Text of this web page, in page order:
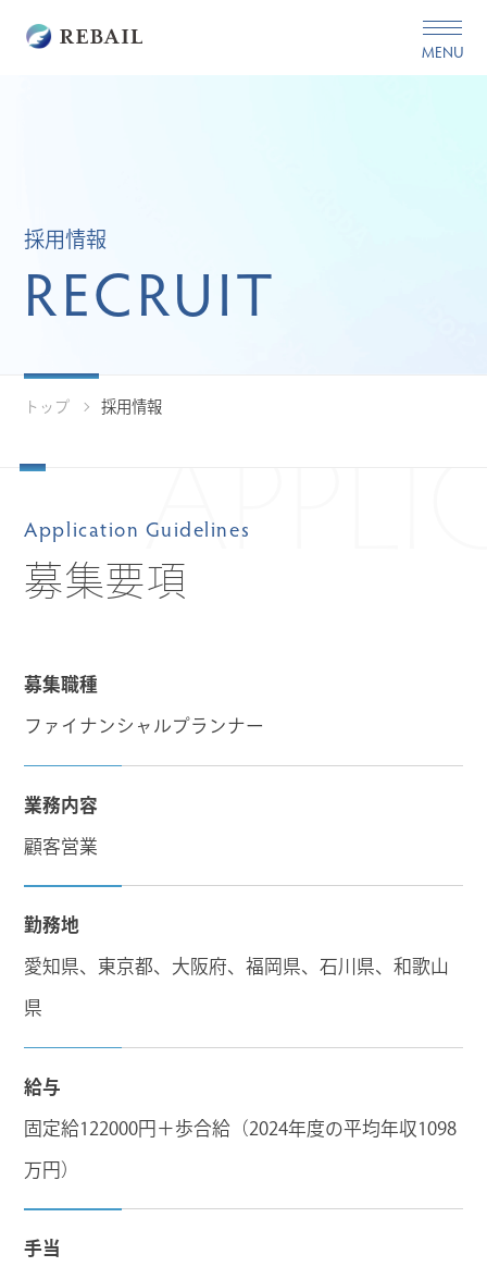
MENU
採用情報
RECRUIT
トップ 採用情報
Application Guidelines
募集要項
募集職種
ファイナンシャルプランナー
業務内容
顧客営業
勤務地
愛知県、東京都、⼤阪府、福岡県、⽯川県、和歌⼭
県
給与
固定給122000円＋歩合給（2024年度の平均年収1098
万円）
手当